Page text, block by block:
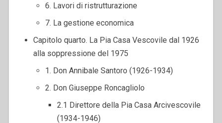
6. Lavori di ristrutturazione
7. La gestione economica
Capitolo quarto. La Pia Casa Vescovile dal 1926
alla soppressione del 1975
1. Don Annibale Santoro (1926-1934)
2. Don Giuseppe Roncagliolo
2.1 Direttore della Pia Casa Arcivescovile
(1934-1946)